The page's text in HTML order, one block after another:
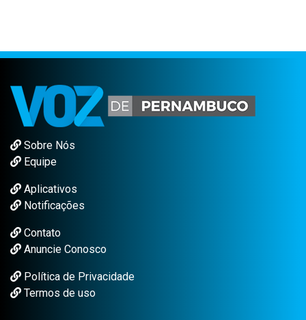
Sobre Nós
Equipe
Aplicativos
Notificações
Contato
Anuncie Conosco
Política de Privacidade
Termos de uso